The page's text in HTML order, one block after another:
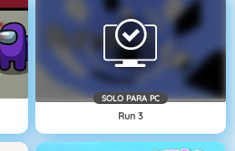
SOLO PARA PC
Run 3